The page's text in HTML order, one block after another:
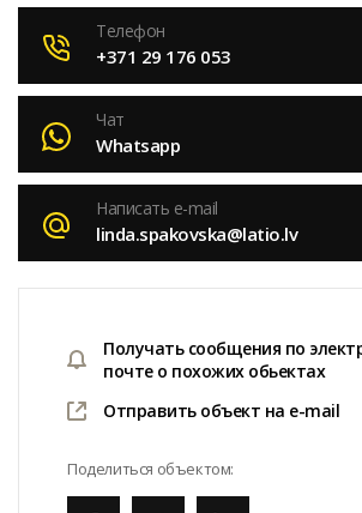
Телефон
+371 29 176 053
Чат
Whatsapp
Написать e-mail
linda.spakovska@latio.lv
Получать сообщения по
почте о похожих обьектах
Отправить объект на e-mail
Поделиться объектом: